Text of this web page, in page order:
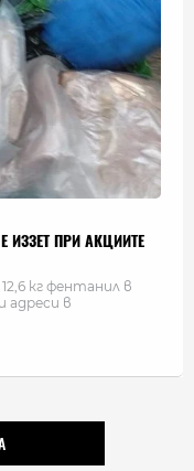
ИЗЗЕТ ПРИ АКЦИИТЕ
кг фентанил в
адреси в